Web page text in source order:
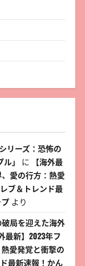
リーズ：恐怖の
」
に
【海外最
愛の行方：熱愛
ブ＆トレンド最
より
破局を迎えた海外
最新】2023年フ
愛発覚と衝撃の
最新速報！かん